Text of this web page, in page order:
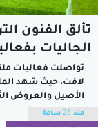
تألق الفنون
الجاليات
لافت، حيث شهد
الأصيل والعروض
المكانة التي بات
في محافظة جنوب
منذ 23 ساعة